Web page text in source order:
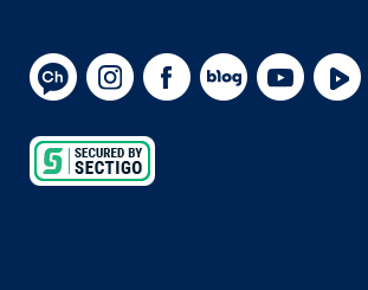
카카오채널인스타그램
페이스북블로그유튜브플레이
secured
by